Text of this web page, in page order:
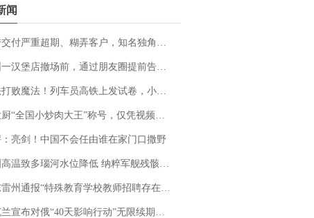
闻
、糊弄客户，知名独角兽车企创始人回应：都没证据，将依法采取措施，“本人长期与美国交管局保持沟通，对方表示肯定”
场前，通过朋友圈提前告知逐一退费，有顾客仅剩1元也全被退回，分文不少；顾客：言而有信，让人感动
法！列车员高铁上发试卷，小朋友一秒静音，12306回应：列车员个人行为，不是铁路规定
全国小炒肉大王”称号，仅凭视频评出？中国烹饪协会回应
亮剑！中国不会任由谁在家门口撒野
温致多瑙河水位降低 纳粹军舰残骸重见天日
报“特殊教育学校教师招聘存在违规行为”：已启动问责程序 副校长被停职
布对俄“40天影响行动”无限续期，7月两国对轰数据均创纪录